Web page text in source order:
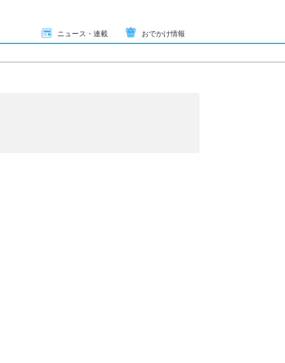
ニュース・連載 おでかけ情報